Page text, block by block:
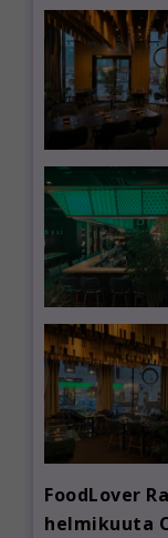
FoodLover
helmikuuta